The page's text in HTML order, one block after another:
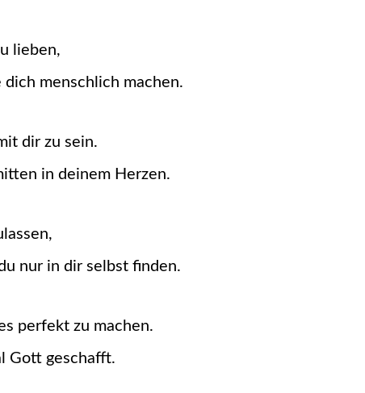
lieben,
menschlich machen.
dir zu sein.
in deinem Herzen.
nur in dir selbst finden.
perfekt zu machen.
Gott geschafft.